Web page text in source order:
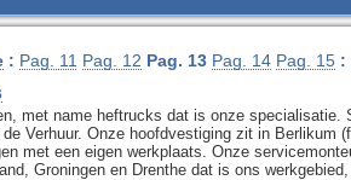
: Pag. 11 Pag. 12 Pag. 13 Pag. 14 Pag. 15 :
met name heftrucks dat is onze specialisatie.
Verhuur. Onze hoofdvestiging zit in Berlikum
met een eigen werkplaats. Onze
Groningen en Drenthe dat is ons